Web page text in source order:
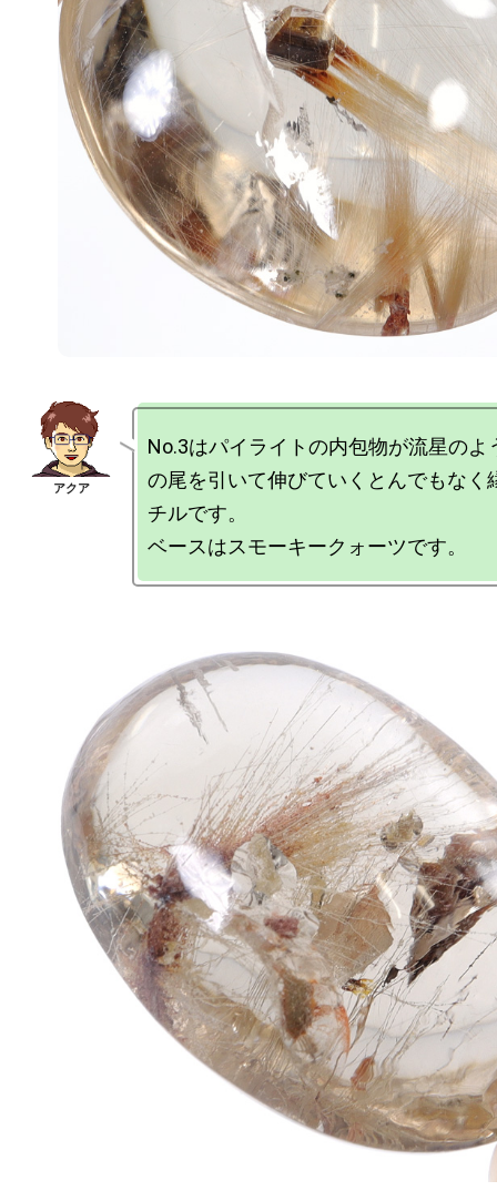
No.3はパイライトの内包物が流星のよ
の尾を引いて伸びていくとんでもなく
チルです。